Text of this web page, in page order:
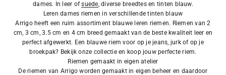
dames. In leer ofsuede, diverse breedtes en tinten blauw.
Leren dames riemen in verschillende tinten blauw
Arrigo heeft een ruim assortiment blauwe leren riemen. Riemen van 2
cm, 3 cm, 3.5 cm en 4 cm breed gemaakt van de beste kwaliteit leer en
perfect afgewerkt. Een blauwe riem voor op je jeans, jurk of op je
broekpak? Bekijk onze collectie en koop jouw perfecte riem.
Riemen gemaakt in eigen atelier
De riemen van Arrigo worden gemaakt in eigen beheer en daardoor